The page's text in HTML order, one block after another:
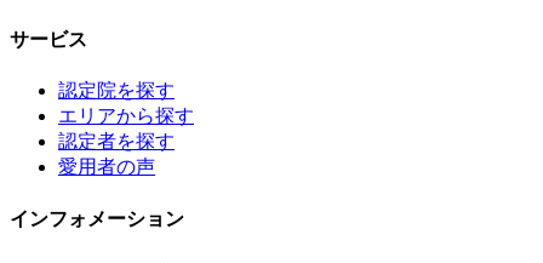
サービス
認定院を探す
エリアから探す
認定者を探す
愛用者の声
インフォメーション